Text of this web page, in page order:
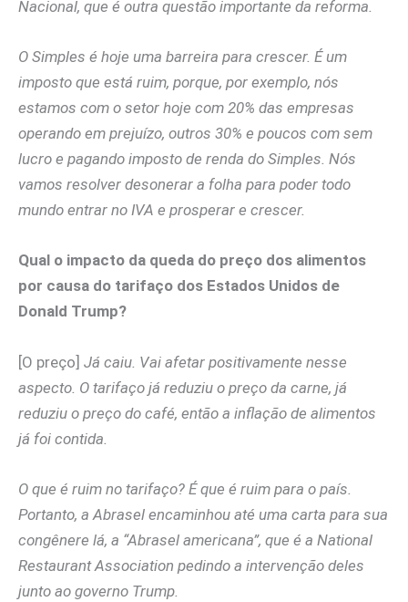
Nacional, que é outra questão importante da reforma.
O Simples é hoje uma barreira para crescer. É um
imposto que está ruim, porque, por exemplo, nós
estamos com o setor hoje com 20% das empresas
operando em prejuízo, outros 30% e poucos com sem
lucro e pagando imposto de renda do Simples. Nós
vamos resolver desonerar a folha para poder todo
mundo entrar no IVA e prosperar e crescer.
Qual o impacto da queda do preço dos alimentos
por causa do tarifaço dos Estados Unidos de
Donald Trump?
[O preço] Já caiu. Vai afetar positivamente nesse
aspecto. O tarifaço já reduziu o preço da carne, já
reduziu o preço do café, então a inflação de alimentos
já foi contida.
O que é ruim no tarifaço? É que é ruim para o país.
Portanto, a Abrasel encaminhou até uma carta para sua
congênere lá, a “Abrasel americana”, que é a National
Restaurant Association pedindo a intervenção deles
junto ao governo Trump.